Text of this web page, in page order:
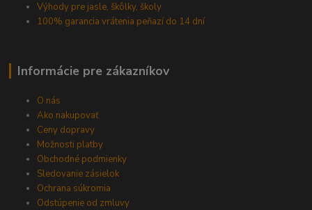
Výhody pre jasle, škôlky, školy
100% garancia vrátenia peňazí do 14 dní
Informácie pre zákazníkov
O nás
Ako nakupovať
Ceny dopravy
Možnosti platby
Obchodné podmienky
Sledovanie zásielok
Ochrana súkromia
Odstúpenie od zmluvy